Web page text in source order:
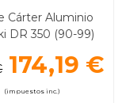
Cárter Aluminio
DR 350 (90-99)
174,19 €
(impuestos inc.)